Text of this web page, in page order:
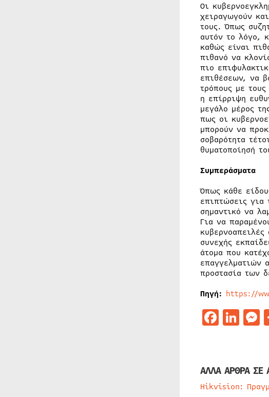
Οι
χειραγωγούν
τους. Όπως
αυτόν το λόγο,
καθώς είναι
πιθανό να
πιο
επιθέσεων, να
τρόπους με
η επίρριψη
μεγάλο μέρος
πως οι
μπορούν να
σοβαρότητα
θυματοποίησή
Συμπεράσματα
Όπως κάθε
επιπτώσεις για
σημαντικό να
Για να
συνεχής
άτομα που
επαγγελματιών
προστασία των
Πηγή: https://
ΑΛΛΑ ΑΡΘΡΑ ΣΕ
Hikvision: